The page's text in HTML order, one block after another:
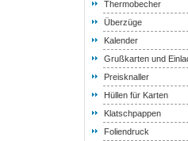
Thermobecher
Überzüge
Kalender
Grußkarten und
Preisknaller
Hüllen für Karten
Klatschpappen
Foliendruck